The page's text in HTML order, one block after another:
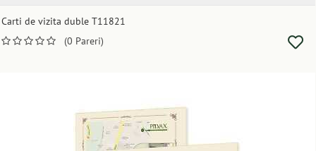
Carti de vizita duble T11821
(0 Pareri)